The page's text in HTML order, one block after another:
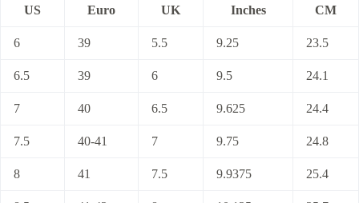
US Euro UK Inches CM
6 39 5.5 9.25 23.5
6.5 39 6 9.5 24.1
7 40 6.5 9.625 24.4
7.5 40-41 7 9.75 24.8
8 41 7.5 9.9375 25.4